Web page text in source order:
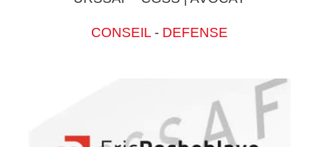
CONSEIL - DEFENSE